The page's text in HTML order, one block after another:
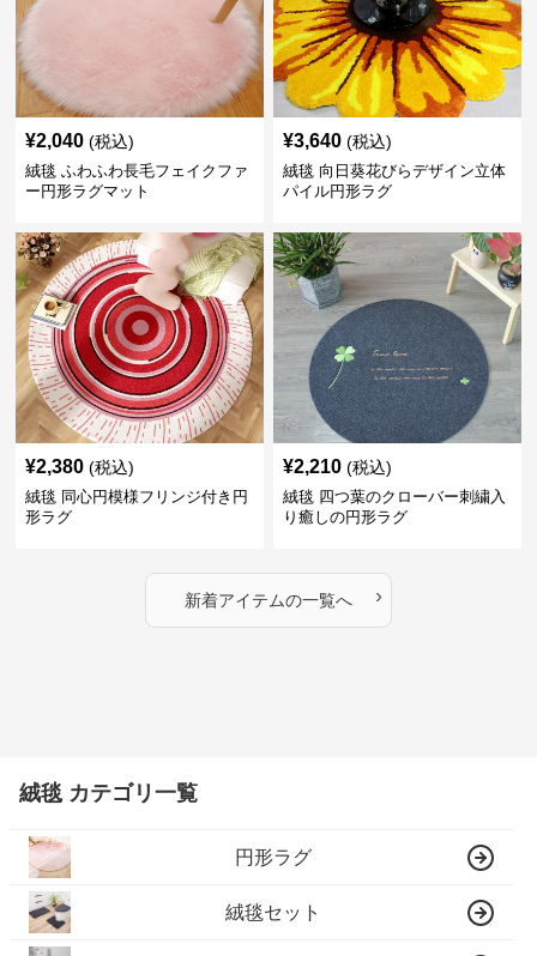
¥2,040 (税込)
絨毯 ふわふわ長毛フェイクファ
ー円形ラグマット
¥3,640 (税込)
絨毯 向日葵花びらデザイン立体
パイル円形ラグ
¥2,380 (税込)
絨毯 同心円模様フリンジ付き円
形ラグ
¥2,210 (税込)
絨毯 四つ葉のクローバー刺繍入
り癒しの円形ラグ
新着アイテムの一覧へ ›
絨毯 カテゴリ一覧
円形ラグ
絨毯セット